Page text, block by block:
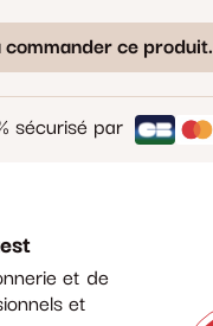
commander ce produit.
sécurisé par
et de
et